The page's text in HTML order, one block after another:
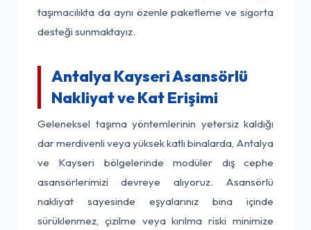
taşımacılıkta da aynı özenle paketleme ve sigorta
desteği sunmaktayız.
Antalya Kayseri Asansörlü
Nakliyat ve Kat Erişimi
Geleneksel taşıma yöntemlerinin yetersiz kaldığı
dar merdivenli veya yüksek katlı binalarda, Antalya
ve Kayseri bölgelerinde modüler dış cephe
asansörlerimizi devreye alıyoruz. Asansörlü
nakliyat sayesinde eşyalarınız bina içinde
sürüklenmez, çizilme veya kırılma riski minimize